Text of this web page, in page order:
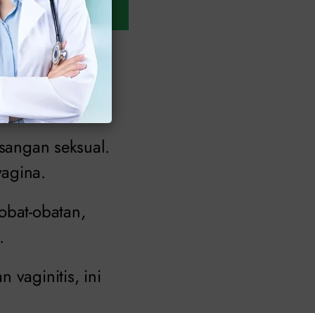
pakaian
seksual.
obatan,
vaginitis, ini